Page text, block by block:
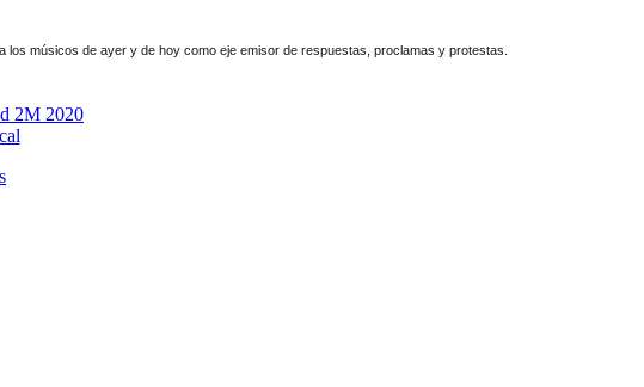
músicos de ayer y de hoy como eje emisor de respuestas, proclamas y protestas.
2M 2020